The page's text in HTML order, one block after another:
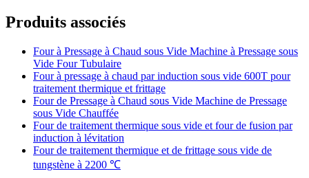
Produits associés
Four à Pressage à Chaud sous Vide Machine à Pressage sous
Vide Four Tubulaire
Four à pressage à chaud par induction sous vide 600T pour
traitement thermique et frittage
Four de Pressage à Chaud sous Vide Machine de Pressage
sous Vide Chauffée
Four de traitement thermique sous vide et four de fusion par
induction à lévitation
Four de traitement thermique et de frittage sous vide de
tungstène à 2200 ℃